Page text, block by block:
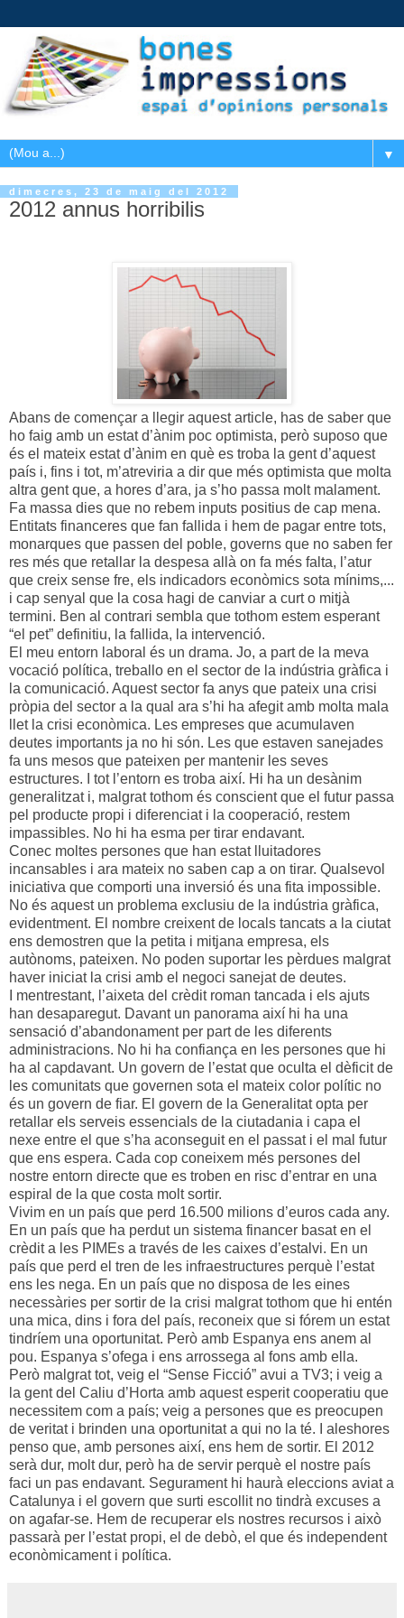
▼
dimecres, 23 de maig del 2012
2012 annus horribilis
Abans de començar a llegir aquest article, has de saber que
ho faig amb un estat d’ànim poc optimista, però suposo que
és el mateix estat d’ànim en què es troba la gent d’aquest
país i, fins i tot, m’atreviria a dir que més optimista que molta
altra gent que, a hores d’ara, ja s’ho passa molt malament.
Fa massa dies que no rebem inputs positius de cap mena.
Entitats financeres que fan fallida i hem de pagar entre tots,
monarques que passen del poble, governs que no saben fer
res més que retallar la despesa allà on fa més falta, l’atur
que creix sense fre, els indicadors econòmics sota mínims,...
i cap senyal que la cosa hagi de canviar a curt o mitjà
termini. Ben al contrari sembla que tothom estem esperant
“el pet” definitiu, la fallida, la intervenció.
El meu entorn laboral és un drama. Jo, a part de la meva
vocació política, treballo en el sector de la indústria gràfica i
la comunicació. Aquest sector fa anys que pateix una crisi
pròpia del sector a la qual ara s’hi ha afegit amb molta mala
llet la crisi econòmica. Les empreses que acumulaven
deutes importants ja no hi són. Les que estaven sanejades
fa uns mesos que pateixen per mantenir les seves
estructures. I tot l’entorn es troba així. Hi ha un desànim
generalitzat i, malgrat tothom és conscient que el futur passa
pel producte propi i diferenciat i la cooperació, restem
impassibles. No hi ha esma per tirar endavant.
Conec moltes persones que han estat lluitadores
incansables i ara mateix no saben cap a on tirar. Qualsevol
iniciativa que comporti una inversió és una fita impossible.
No és aquest un problema exclusiu de la indústria gràfica,
evidentment. El nombre creixent de locals tancats a la ciutat
ens demostren que la petita i mitjana empresa, els
autònoms, pateixen. No poden suportar les pèrdues malgrat
haver iniciat la crisi amb el negoci sanejat de deutes.
I mentrestant, l’aixeta del crèdit roman tancada i els ajuts
han desaparegut. Davant un panorama així hi ha una
sensació d’abandonament per part de les diferents
administracions. No hi ha confiança en les persones que hi
ha al capdavant. Un govern de l’estat que oculta el dèficit de
les comunitats que governen sota el mateix color polític no
és un govern de fiar. El govern de la Generalitat opta per
retallar els serveis essencials de la ciutadania i capa el
nexe entre el que s’ha aconseguit en el passat i el mal futur
que ens espera. Cada cop coneixem més persones del
nostre entorn directe que es troben en risc d’entrar en una
espiral de la que costa molt sortir.
Vivim en un país que perd 16.500 milions d’euros cada any.
En un país que ha perdut un sistema financer basat en el
crèdit a les PIMEs a través de les caixes d’estalvi. En un
país que perd el tren de les infraestructures perquè l’estat
ens les nega. En un país que no disposa de les eines
necessàries per sortir de la crisi malgrat tothom que hi entén
una mica, dins i fora del país, reconeix que si fórem un estat
tindríem una oportunitat. Però amb Espanya ens anem al
pou. Espanya s’ofega i ens arrossega al fons amb ella.
Però malgrat tot, veig el “Sense Ficció” avui a TV3; i veig a
la gent del Caliu d’Horta amb aquest esperit cooperatiu que
necessitem com a país; veig a persones que es preocupen
de veritat i brinden una oportunitat a qui no la té. I aleshores
penso que, amb persones així, ens hem de sortir. El 2012
serà dur, molt dur, però ha de servir perquè el nostre país
faci un pas endavant. Segurament hi haurà eleccions aviat a
Catalunya i el govern que surti escollit no tindrà excuses a
on agafar-se. Hem de recuperar els nostres recursos i això
passarà per l’estat propi, el de debò, el que és independent
econòmicament i política.